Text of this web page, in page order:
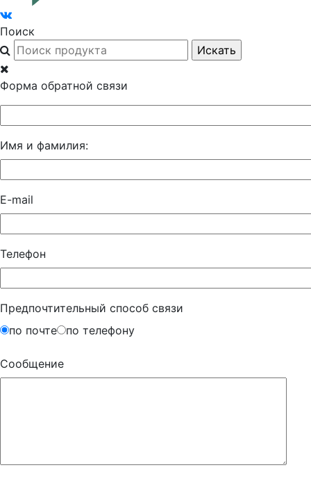
Поиск
Форма обратной связи
Имя и фамилия:
E-mail
Телефон
Предпочтительный способ связи
по почте
по телефону
Сообщение